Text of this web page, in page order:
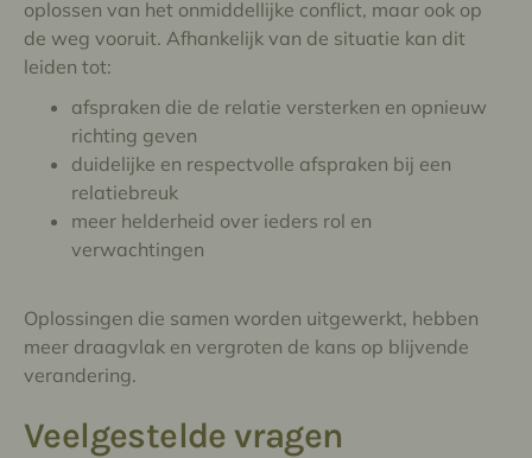
oplossen van het onmiddellijke conflict, maar ook op
de weg vooruit. Afhankelijk van de situatie kan dit
leiden tot:
afspraken die de relatie versterken en opnieuw
richting geven
duidelijke en respectvolle afspraken bij een
relatiebreuk
meer helderheid over ieders rol en
verwachtingen
Oplossingen die samen worden uitgewerkt, hebben
meer draagvlak en vergroten de kans op blijvende
verandering.
Veelgestelde vragen